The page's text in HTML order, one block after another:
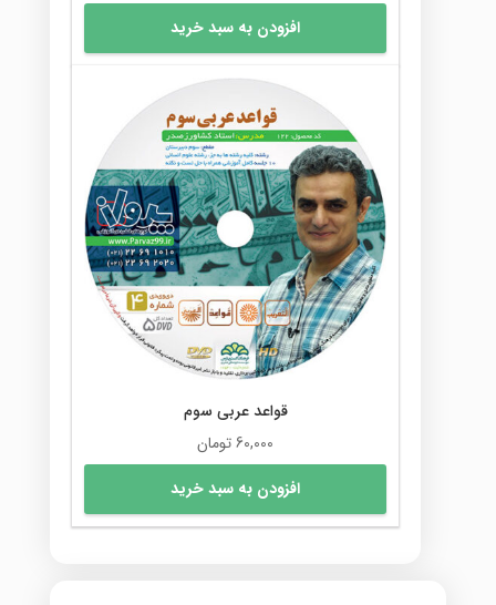
افزودن به سبد خرید
قواعد عربی سوم
60,000تومان
افزودن به سبد خرید